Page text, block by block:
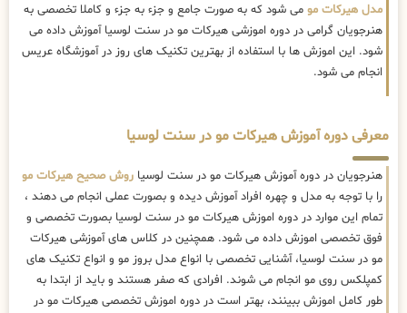
مدل هیرکات مو می شود که به صورت جامع و جزء به جزء و کاملا تخصصی به
هنرجویان گرامی در دوره اموزشی هیرکات مو در سنت لوسیا آموزش داده می
شود. این اموزش ها با استفاده از بهترین تکنیک های روز در آموزشگاه عریس
انجام می شود.
معرفی دوره آموزش هیرکات مو در سنت لوسیا
هنرجویان در دوره آموزش هیرکات مو در سنت لوسیا روش صحیح هیرکات مو
را با توجه به مدل و چهره افراد آموزش دیده و بصورت عملی انجام می دهند ،
تمام این موارد در دوره اموزش هیرکات مو در سنت لوسیا بصورت تخصصی و
فوق تخصصی اموزش داده می شود. همچنین در کلاس های آموزشی هیرکات
مو در سنت لوسیا، آشنایی تخصصی با انواع مدل بروز مو و انواع تکنیک های
کمپلکس روی مو انجام می شوند. افرادی که صفر هستند و باید از ابتدا به
طور کامل اموزش ببینند، بهتر است در دوره اموزش تخصصی هیرکات مو در